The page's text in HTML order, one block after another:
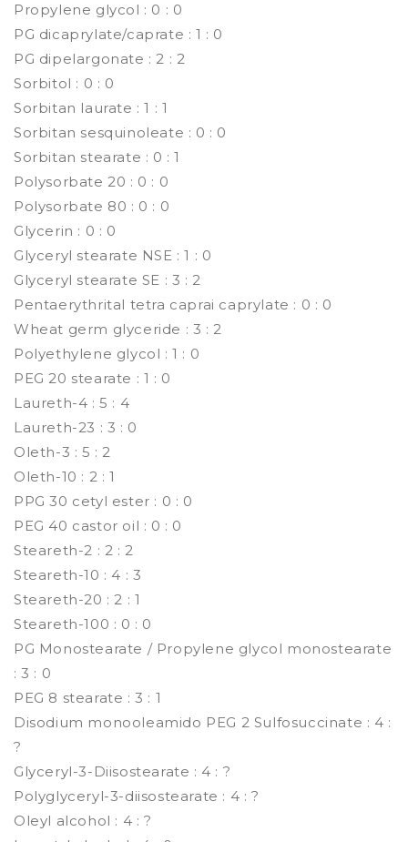
Propylene glycol : 0 : 0
PG dicaprylate/caprate : 1 : 0
PG dipelargonate : 2 : 2
Sorbitol : 0 : 0
Sorbitan laurate : 1 : 1
Sorbitan sesquinoleate : 0 : 0
Sorbitan stearate : 0 : 1
Polysorbate 20 : 0 : 0
Polysorbate 80 : 0 : 0
Glycerin : 0 : 0
Glyceryl stearate NSE : 1 : 0
Glyceryl stearate SE : 3 : 2
Pentaerythrital tetra caprai caprylate : 0 : 0
Wheat germ glyceride : 3 : 2
Polyethylene glycol : 1 : 0
PEG 20 stearate : 1 : 0
Laureth-4 : 5 : 4
Laureth-23 : 3 : 0
Oleth-3 : 5 : 2
Oleth-10 : 2 : 1
PPG 30 cetyl ester : 0 : 0
PEG 40 castor oil : 0 : 0
Steareth-2 : 2 : 2
Steareth-10 : 4 : 3
Steareth-20 : 2 : 1
Steareth-100 : 0 : 0
PG Monostearate / Propylene glycol monostearate
: 3 : 0
PEG 8 stearate : 3 : 1
Disodium monooleamido PEG 2 Sulfosuccinate : 4 :
?
Glyceryl-3-Diisostearate : 4 : ?
Polyglyceryl-3-diisostearate : 4 : ?
Oleyl alcohol : 4 : ?